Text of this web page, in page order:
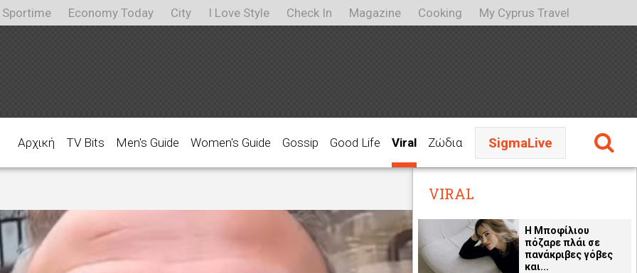
Sportime Economy Today City I Love Style Check In Magazine Cooking My Cyprus Travel
Αρχική TV Bits Men's Guide Women's Guide Gossip Good Life Viral Ζώδια SigmaLive
VIRAL
H Μποφίλιου
πόζαρε πλάι σε
πανάκριβες γόβες
και...